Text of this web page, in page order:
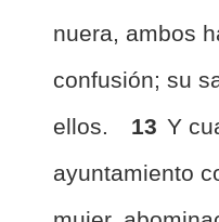
nuera, ambos
confusión; su
ellos.
13 Y
ayuntamiento